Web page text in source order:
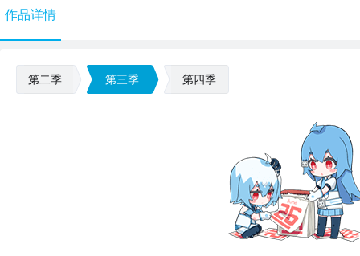
作品详情
第二季 第三季 第四季